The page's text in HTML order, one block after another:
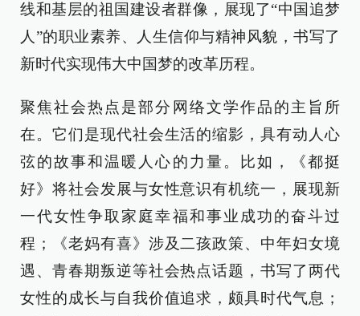
线和基层的祖国建设者群像，展现了“中国追梦
人”的职业素养、人生信仰与精神风貌，书写了
新时代实现伟大中国梦的改革历程。
聚焦社会热点是部分网络文学作品的主旨所
在。它们是现代社会生活的缩影，具有动人心
弦的故事和温暖人心的力量。比如，《都挺
好》将社会发展与女性意识有机统一，展现新
一代女性争取家庭幸福和事业成功的奋斗过
程；《老妈有喜》涉及二孩政策、中年妇女境
遇、青春期叛逆等社会热点话题，书写了两代
女性的成长与自我价值追求，颇具时代气息；